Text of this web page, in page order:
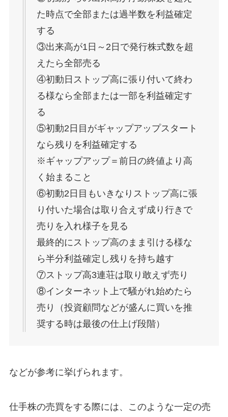
た時点で全部または過半数を利益確定
する
③出来高が1日～2日で発行株式数を超
えたら全部売る
④初動日ストップ高に張り付いて終わ
る様なら全部または一部を利益確定す
る
⑤初動2日目がギャップアップスタート
なら残りを利益確定する
※ギャップアップ＝前日の終値より高
く始まること
⑥初動2日目もいきなりストップ高に張
り付いた場合は取り合えず成り行きで
売りを入れ様子を見る
最終的にストップ高のまま引ける様な
ら半分利益確定し残りを持ち越す
⑦ストップ高3連荘は取り敢えず売り
⑧インターネット上で騒がれ始めたら
売り（投資顧問などが盛んに買いを推
奨する時は最後の仕上げ段階）
などが参考に挙げられます。
仕手株の売買をする際には、このような一定の売